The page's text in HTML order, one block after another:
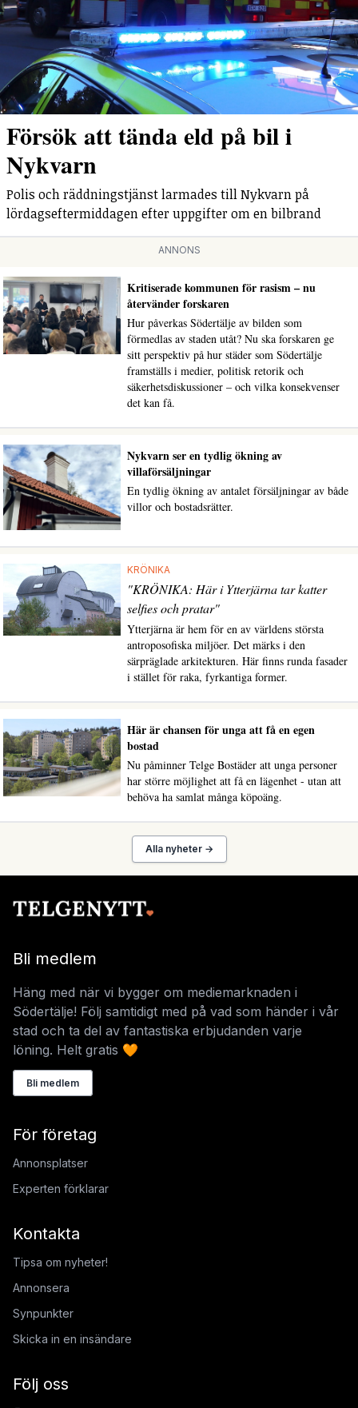
Försök att tända eld på bil i
Nykvarn
Polis och räddningstjänst larmades till Nykvarn på
lördagseftermiddagen efter uppgifter om en bilbrand
ANNONS
Kritiserade kommunen för rasism – nu
återvänder forskaren
Hur påverkas Södertälje av bilden som
förmedlas av staden utåt? Nu ska forskaren ge
sitt perspektiv på hur städer som Södertälje
framställs i medier, politisk retorik och
säkerhetsdiskussioner – och vilka konsekvenser
det kan få.
Nykvarn ser en tydlig ökning av
villaförsäljningar
En tydlig ökning av antalet försäljningar av både
villor och bostadsrätter.
KRÖNIKA
"KRÖNIKA: Här i Ytterjärna tar katter
selfies och pratar"
Ytterjärna är hem för en av världens största
antroposofiska miljöer. Det märks i den
särpräglade arkitekturen. Här finns runda fasader
i stället för raka, fyrkantiga former.
Här är chansen för unga att få en egen
bostad
Nu påminner Telge Bostäder att unga personer
har större möjlighet att få en lägenhet - utan att
behöva ha samlat många köpoäng.
Alla nyheter →
Bli medlem
Häng med när vi bygger om mediemarknaden i
Södertälje! Följ samtidigt med på vad som händer i vår
stad och ta del av fantastiska erbjudanden varje
löning. Helt gratis 🧡
Bli medlem
För företag
Annonsplatser
Experten förklarar
Kontakta
Tipsa om nyheter!
Annonsera
Synpunkter
Skicka in en insändare
Följ oss